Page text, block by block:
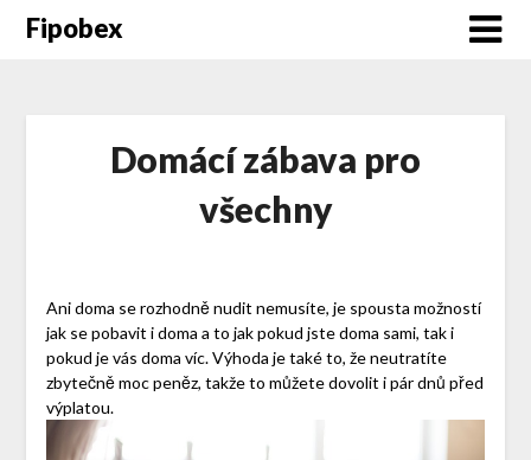
Fipobex
Domácí zábava pro
všechny
Ani doma se rozhodně nudit nemusíte, je spousta možností
jak se pobavit i doma a to jak pokud jste doma sami, tak i
pokud je vás doma víc. Výhoda je také to, že neutratíte
zbytečně moc peněz, takže to můžete dovolit i pár dnů před
výplatou.